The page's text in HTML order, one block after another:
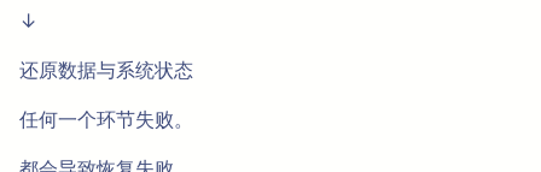
↓
还原数据与系统状态
任何一个环节失败。